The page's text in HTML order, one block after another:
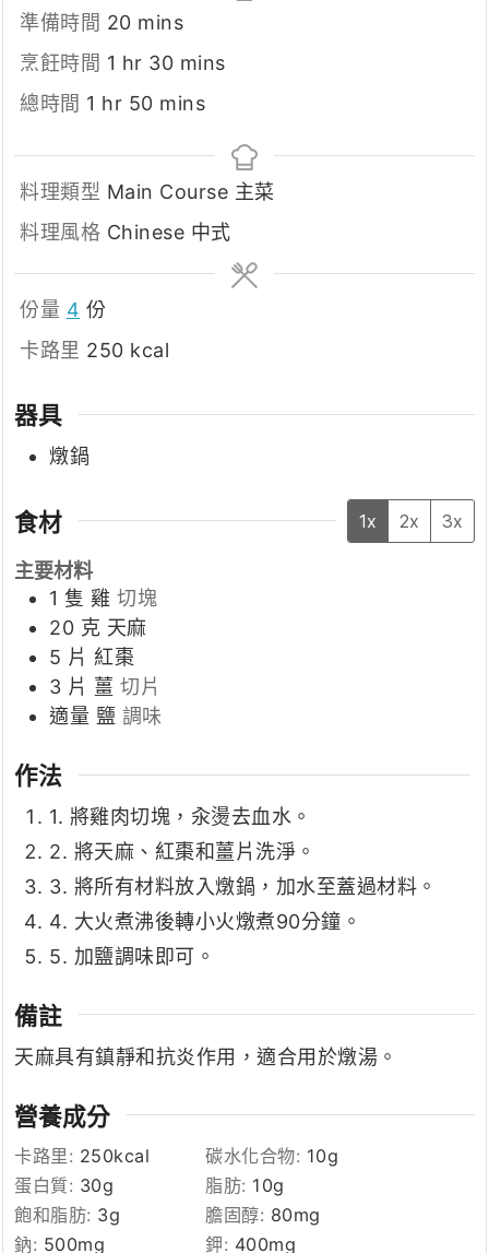
準備時間 20minutes
mins
烹飪時間 1 hour
hr 30minutes
mins
總時間 1 hour
hr 50minutes
mins
料理類型 Main Course 主菜
料理風格 Chinese 中式
份量 4 份
卡路里 250 kcal
器具
燉鍋
食材 1x 2x 3x
主要材料
1 隻 雞 切塊
20 克 天麻
5 片 紅棗
3 片 薑 切片
適量 鹽 調味
作法
1. 將雞肉切塊，汆燙去血水。
2. 將天麻、紅棗和薑片洗淨。
3. 將所有材料放入燉鍋，加水至蓋過材料。
4. 大火煮沸後轉小火燉煮90分鐘。
5. 加鹽調味即可。
備註
天麻具有鎮靜和抗炎作用，適合用於燉湯。
營養成分
卡路里: 250kcal 碳水化合物: 10g
蛋白質: 30g 脂肪: 10g
飽和脂肪: 3g 膽固醇: 80mg
鈉: 500mg 鉀: 400mg